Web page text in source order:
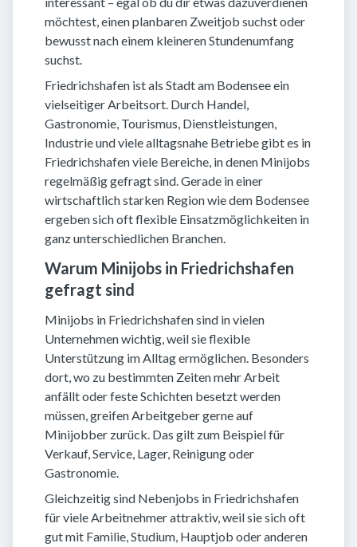
möchtest, einen planbaren Zweitjob suchst oder
bewusst nach einem kleineren Stundenumfang
suchst.
Friedrichshafen ist als Stadt am Bodensee ein
vielseitiger Arbeitsort. Durch Handel,
Gastronomie, Tourismus, Dienstleistungen,
Industrie und viele alltagsnahe Betriebe gibt es in
Friedrichshafen viele Bereiche, in denen Minijobs
regelmäßig gefragt sind. Gerade in einer
wirtschaftlich starken Region wie dem Bodensee
ergeben sich oft flexible Einsatzmöglichkeiten in
ganz unterschiedlichen Branchen.
Warum Minijobs in Friedrichshafen
gefragt sind
Minijobs in Friedrichshafen sind in vielen
Unternehmen wichtig, weil sie flexible
Unterstützung im Alltag ermöglichen. Besonders
dort, wo zu bestimmten Zeiten mehr Arbeit
anfällt oder feste Schichten besetzt werden
müssen, greifen Arbeitgeber gerne auf
Minijobber zurück. Das gilt zum Beispiel für
Verkauf, Service, Lager, Reinigung oder
Gastronomie.
Gleichzeitig sind Nebenjobs in Friedrichshafen
für viele Arbeitnehmer attraktiv, weil sie sich oft
gut mit Familie, Studium, Hauptjob oder anderen